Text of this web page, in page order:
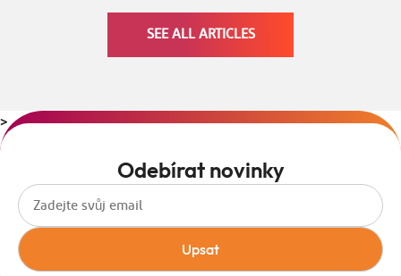
SEE ALL ARTICLES
>
Odebírat novinky
Upsat